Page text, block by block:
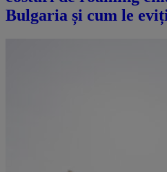
Bulgaria și cum le eviți